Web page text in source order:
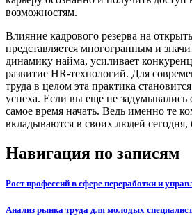
возможностям.
Влияние кадрового резерва на
представляется многогранным и
динамику найма, усиливает
развитие HR-технологий. Для
труда в целом эта практика
успеха. Если вы еще не задумывались
самое время начать. Ведь именно те
вкладываются в своих людей сегодня,
Навигация по записям
Рост профессий в сфере переработки и
Анализ рынка труда для молодых